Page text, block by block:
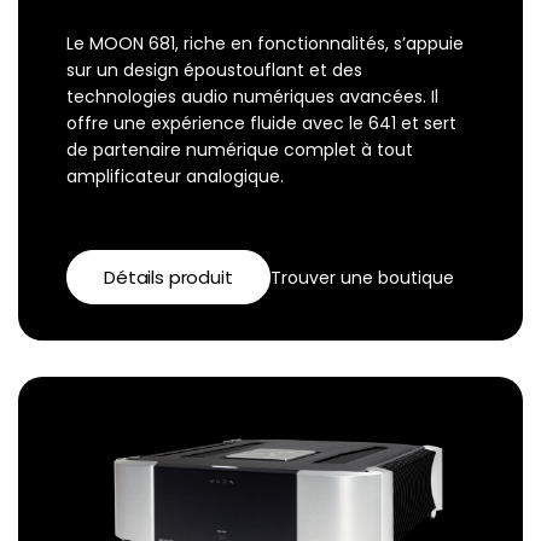
Le MOON 681, riche en fonctionnalités, s’appuie
sur un design époustouflant et des
technologies audio numériques avancées. Il
offre une expérience fluide avec le 641 et sert
de partenaire numérique complet à tout
amplificateur analogique.
Détails produit Trouver une boutique